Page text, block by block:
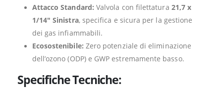
Attacco Standard: Valvola con filettatura 21,7 x
1/14″ Sinistra, specifica e sicura per la gestione
dei gas infiammabili.
Ecosostenibile: Zero potenziale di eliminazione
dell’ozono (ODP) e GWP estremamente basso.
Specifiche Tecniche: